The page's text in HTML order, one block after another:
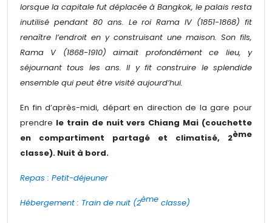
lorsque la capitale fut déplacée à Bangkok, le palais resta
inutilisé pendant 80 ans. Le roi Rama IV (1851-1868) fit
renaître l’endroit en y construisant une maison. Son fils,
Rama V (1868-1910) aimait profondément ce lieu, y
séjournant tous les ans. Il y fit construire le splendide
ensemble qui peut être visité aujourd’hui.
En fin d’après-midi, départ en direction de la gare pour
prendre le train de nuit vers Chiang Mai (couchette
en compartiment partagé et climatisé, 2ème
classe). Nuit à bord.
Repas : Petit-déjeuner
Hébergement : Train de nuit (2ème classe)